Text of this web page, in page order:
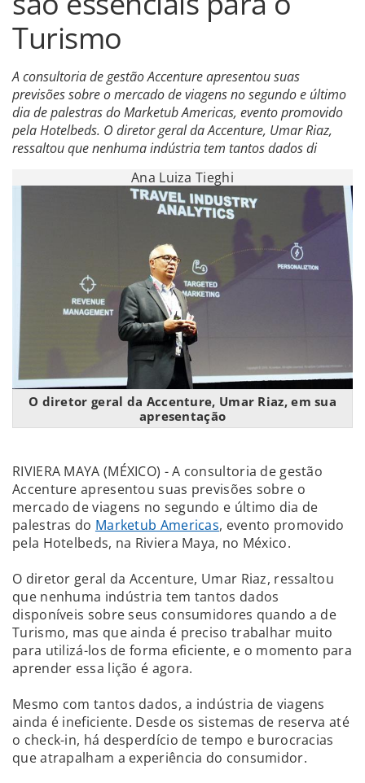
Turismo
A consultoria de gestão Accenture apresentou suas
previsões sobre o mercado de viagens no segundo e último
dia de palestras do Marketub Americas, evento promovido
pela Hotelbeds. O diretor geral da Accenture, Umar Riaz,
ressaltou que nenhuma indústria tem tantos dados di
Ana Luiza Tieghi
O diretor geral da Accenture, Umar Riaz, em sua
apresentação
RIVIERA MAYA (MÉXICO) - A consultoria de gestão
Accenture apresentou suas previsões sobre o
mercado de viagens no segundo e último dia de
palestras do Marketub Americas, evento promovido
pela Hotelbeds, na Riviera Maya, no México.
O diretor geral da Accenture, Umar Riaz, ressaltou
que nenhuma indústria tem tantos dados
disponíveis sobre seus consumidores quando a de
Turismo, mas que ainda é preciso trabalhar muito
para utilizá-los de forma eficiente, e o momento para
aprender essa lição é agora.
Mesmo com tantos dados, a indústria de viagens
ainda é ineficiente. Desde os sistemas de reserva até
o check-in, há desperdício de tempo e burocracias
que atrapalham a experiência do consumidor.